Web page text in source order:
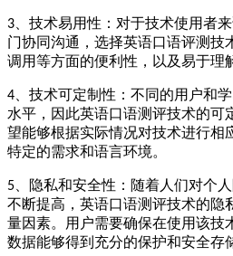
3 技术易用性： 对于技术使用者
门协同沟通，选择英语口语评测技
调用等方面的便利性，以及易于理
4
技术可定制性：不同的用户和
水平，因此英语口语测评技术的可
望能够根据实际情况对技术进行相
特定的需求和语言环境。
5
隐私和安全性：随着人们对个
不断提高，英语口语测评技术的隐
量因素。用户需要确保在使用该技
数据能够得到充分的保护和安全存